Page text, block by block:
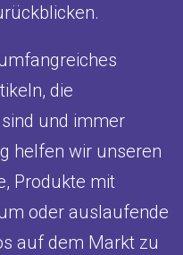
die
und immer
helfen wir unseren
Produkte mit
oder auslaufende
auf dem Markt zu